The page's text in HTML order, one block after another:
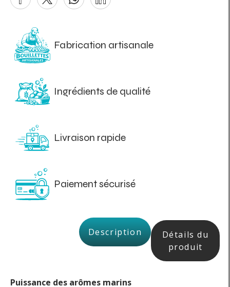
Fabrication artisanale
Ingrédients de qualité
Livraison rapide
Paiement sécurisé
Description
Détails du
produit
Puissance des arômes marins